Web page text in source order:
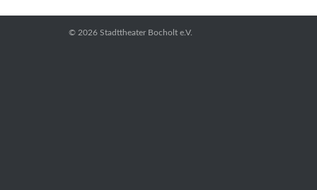
© 2026 Stadttheater Bocholt e.V.